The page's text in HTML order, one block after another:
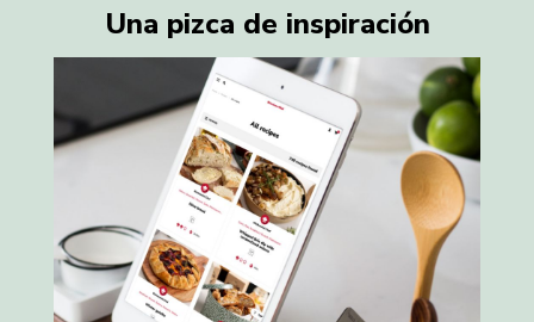
Una pizca de inspiración